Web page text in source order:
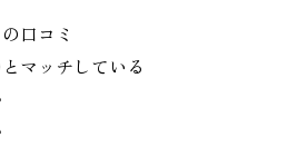
口コミ
マッチしている